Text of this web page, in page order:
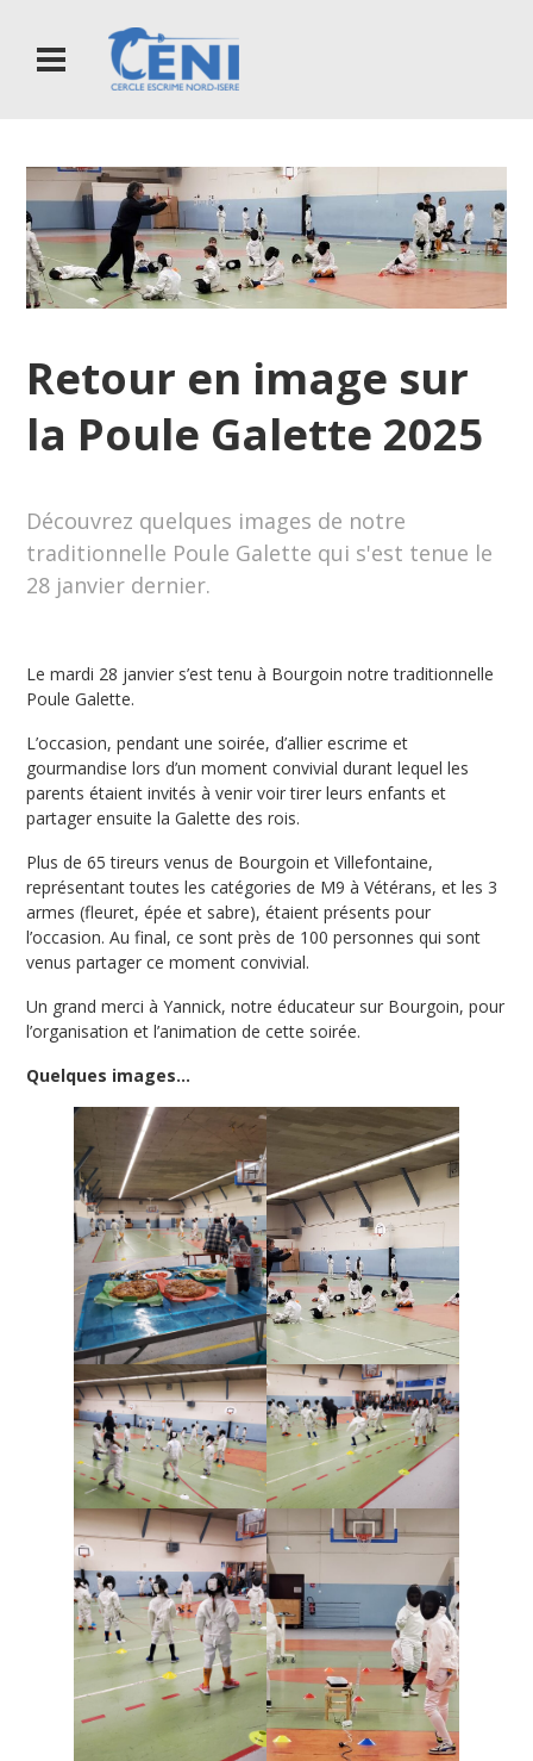
Retour en image sur
la Poule Galette 2025
Découvrez quelques images de notre
traditionnelle Poule Galette qui s'est tenue le
28 janvier dernier.
Le mardi 28 janvier s’est tenu à Bourgoin notre traditionnelle
Poule Galette.
L’occasion, pendant une soirée, d’allier escrime et
gourmandise lors d’un moment convivial durant lequel les
parents étaient invités à venir voir tirer leurs enfants et
partager ensuite la Galette des rois.
Plus de 65 tireurs venus de Bourgoin et Villefontaine,
représentant toutes les catégories de M9 à Vétérans, et les 3
armes (fleuret, épée et sabre), étaient présents pour
l’occasion. Au final, ce sont près de 100 personnes qui sont
venus partager ce moment convivial.
Un grand merci à Yannick, notre éducateur sur Bourgoin, pour
l’organisation et l’animation de cette soirée.
Quelques images…